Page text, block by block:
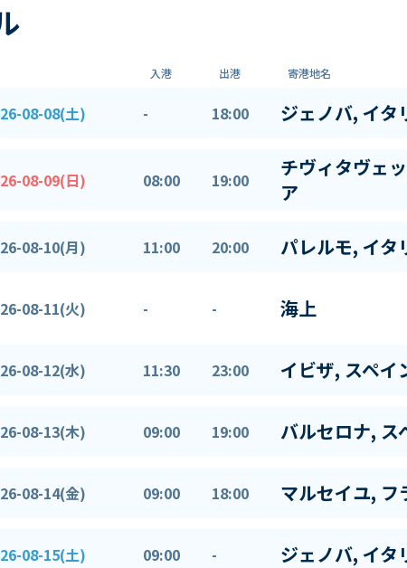
入港 出港 寄港地名
08-08(土) - 18:00 ジェノバ, イタ
08-09(日) 08:00 19:00
チヴィタヴェ
ア
08-10(月) 11:00 20:00 パレルモ, イタ
08-11(火) - - 海上
08-12(水) 11:30 23:00 イビザ, スペイ
08-13(木) 09:00 19:00 バルセロナ, ス
08-14(金) 09:00 18:00 マルセイユ, フ
08-15(土) 09:00 - ジェノバ, イタ